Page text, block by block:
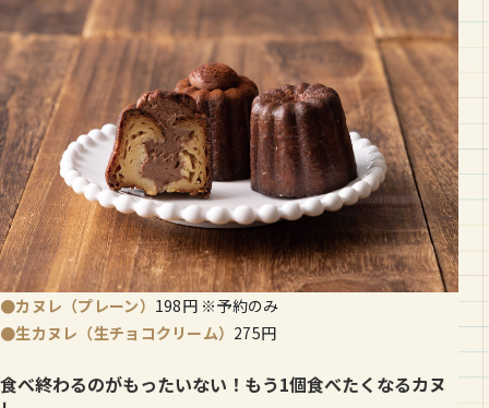
●カヌレ（プレーン） 198円 ※予約のみ
●生カヌレ（生チョコクリーム） 275円
食べ終わるのがもったいない！もう1個食べたくなるカヌ